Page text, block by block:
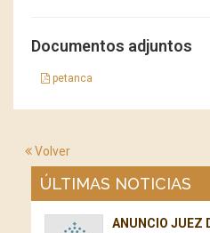
Documentos adjuntos
petanca
Volver
ÚLTIMAS NOTICIAS
ANUNCIO JUEZ